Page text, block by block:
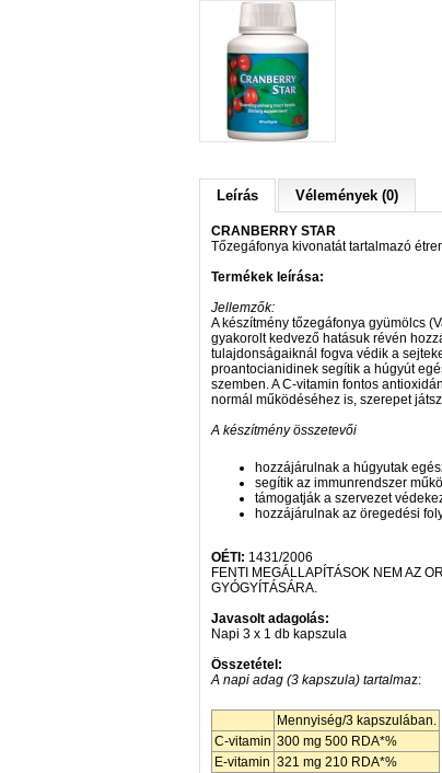
Leírás Vélemények (0)
CRANBERRY STAR
Tőzegáfonya kivonatát tartalmazó
Termékek leírása:
Jellemzők:
A készítmény tőzegáfonya gyümölcs
gyakorolt kedvező hatásuk révén
tulajdonságaiknál fogva védik a
proantocianidinek segítik a húgyút
szemben. A C-vitamin fontos
normál működéséhez is, szerepet
A készítmény összetevői
hozzájárulnak a húgyutak
segítik az immunrendszer
támogatják a szervezet
hozzájárulnak az öregedési
OÉTI: 1431/2006
FENTI MEGÁLLAPÍTÁSOK NEM AZ
GYÓGYÍTÁSÁRA.
Javasolt adagolás:
Napi 3 x 1 db kapszula
Összetétel:
A napi adag (3 kapszula) tartalmaz:
Mennyiség/3 kapszulában.
C-vitamin 300 mg 500 RDA*%
E-vitamin 321 mg 210 RDA*%